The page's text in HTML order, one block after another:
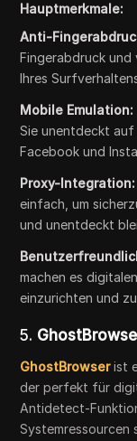
Hauptmerkmale:
Anti-
Fingerabdruck und
Ihres
Mobile Emulation:
Sie unentdeckt
Facebook und
Proxy-Integration:
einfach, um
und unentdeckt
machen es
einzurichten und
5.
GhostBrowserist
der perfekt für
Antidetect-
Systemressourcen